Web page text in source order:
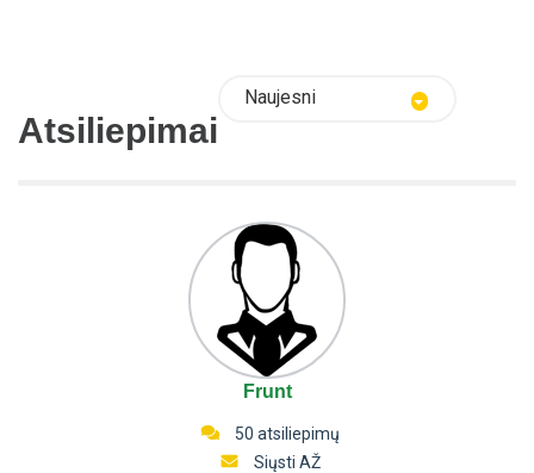
Atsiliepimai
Naujesni
Frunt
50 atsiliepimų
Siųsti AŽ